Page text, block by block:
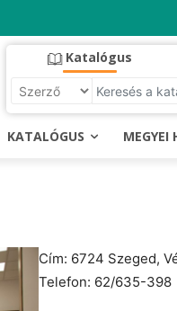
Katalógus
KATALÓGUS MEGYEI
Cím: 6724 Szeged,
Telefon: 62/635-398